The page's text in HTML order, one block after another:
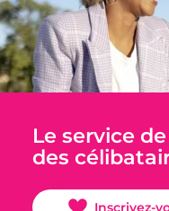
Le service
des
Inscrivez-